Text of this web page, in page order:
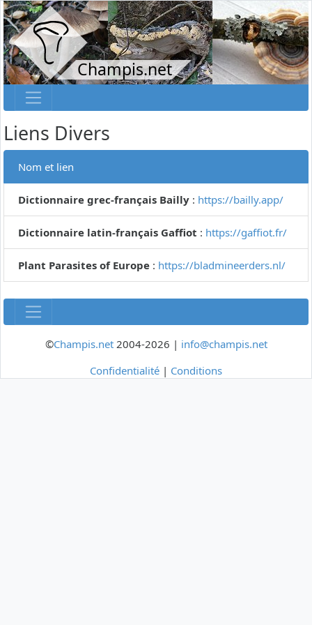
Champis.net
Liens Divers
Nom et lien
Dictionnaire grec-français Bailly : https://bailly.app/
Dictionnaire latin-français Gaffiot : https://gaffiot.fr/
Plant Parasites of Europe : https://bladmineerders.nl/
©Champis.net2004-2026 | info@champis.net
Confidentialité | Conditions